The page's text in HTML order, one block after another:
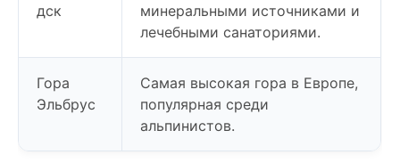
дск
минеральными источниками и
лечебными санаториями.
Гора
Эльбрус
Самая высокая гора в Европе,
популярная среди
альпинистов.